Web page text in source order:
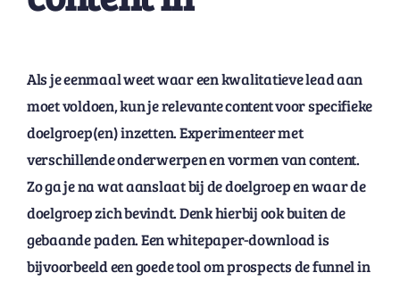
Als je eenmaal weet waar een kwalitatieve lead aan
moet voldoen, kun je relevante content voor specifieke
doelgroep(en) inzetten. Experimenteer met
verschillende onderwerpen en vormen van content.
Zo ga je na wat aanslaat bij de doelgroep en waar de
doelgroep zich bevindt. Denk hierbij ook buiten de
gebaande paden. Een whitepaper-download is
bijvoorbeeld een goede tool om prospects de funnel in